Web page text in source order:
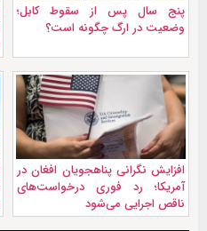
پنج سال پس از سقوط کابل؛
وضعیت در ارگ چگونه است؟
افزایش نگرانی پناهجویان افغان در
آمریکا؛ رد فوری درخواست‌های
ناقص اجرایی می‌شود